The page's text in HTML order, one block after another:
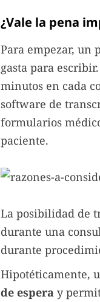
¿Vale la pena
Para empezar, un
gasta para
minutos en cada
software de
formularios
paciente.
La posibilidad de
durante una
durante
Hipotéticamente,
de espera y